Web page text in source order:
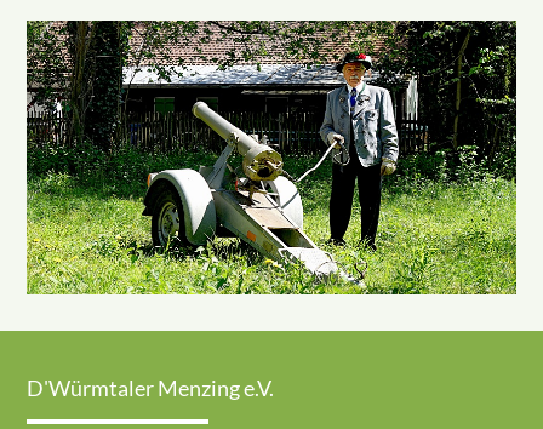
D'Würmtaler Menzing e.V.